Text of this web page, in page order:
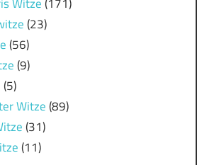
Witze(171)
(23)
(56)
(9)
(5)
Witze(89)
(31)
(11)